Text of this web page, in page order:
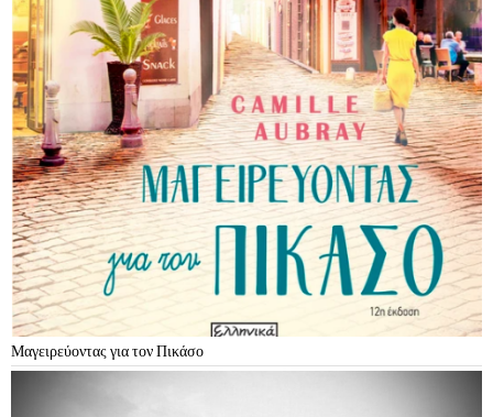
Μαγειρεύοντας για τον Πικάσο